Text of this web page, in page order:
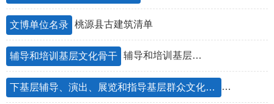
文博单位名录 桃源县古建筑清单
辅导和培训基层文化骨干 辅导和培训基层文化骨干
下基层辅导、演出、展览和指导基层群众文化活动 下基层辅